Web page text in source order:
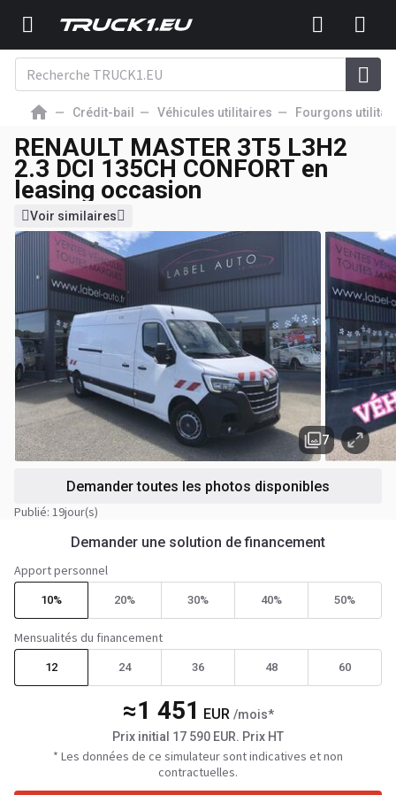
Crédit-bail Véhicules utilitaires Fourgons
RENAULT MASTER 3T5 L3H2
2.3 DCI 135CH CONFORT en
leasing occasion
Voir similaires
7
Demander toutes les photos disponibles
Publié: 19jour(s)
Demander une solution de financement
Apport personnel
10% 20% 30% 40% 50%
Mensualités du financement
12 24 36 48 60
≈1 451 EUR /mois*
Prix initial 17 590 EUR. Prix HT
* Les données de ce simulateur sont indicatives et non
contractuelles.